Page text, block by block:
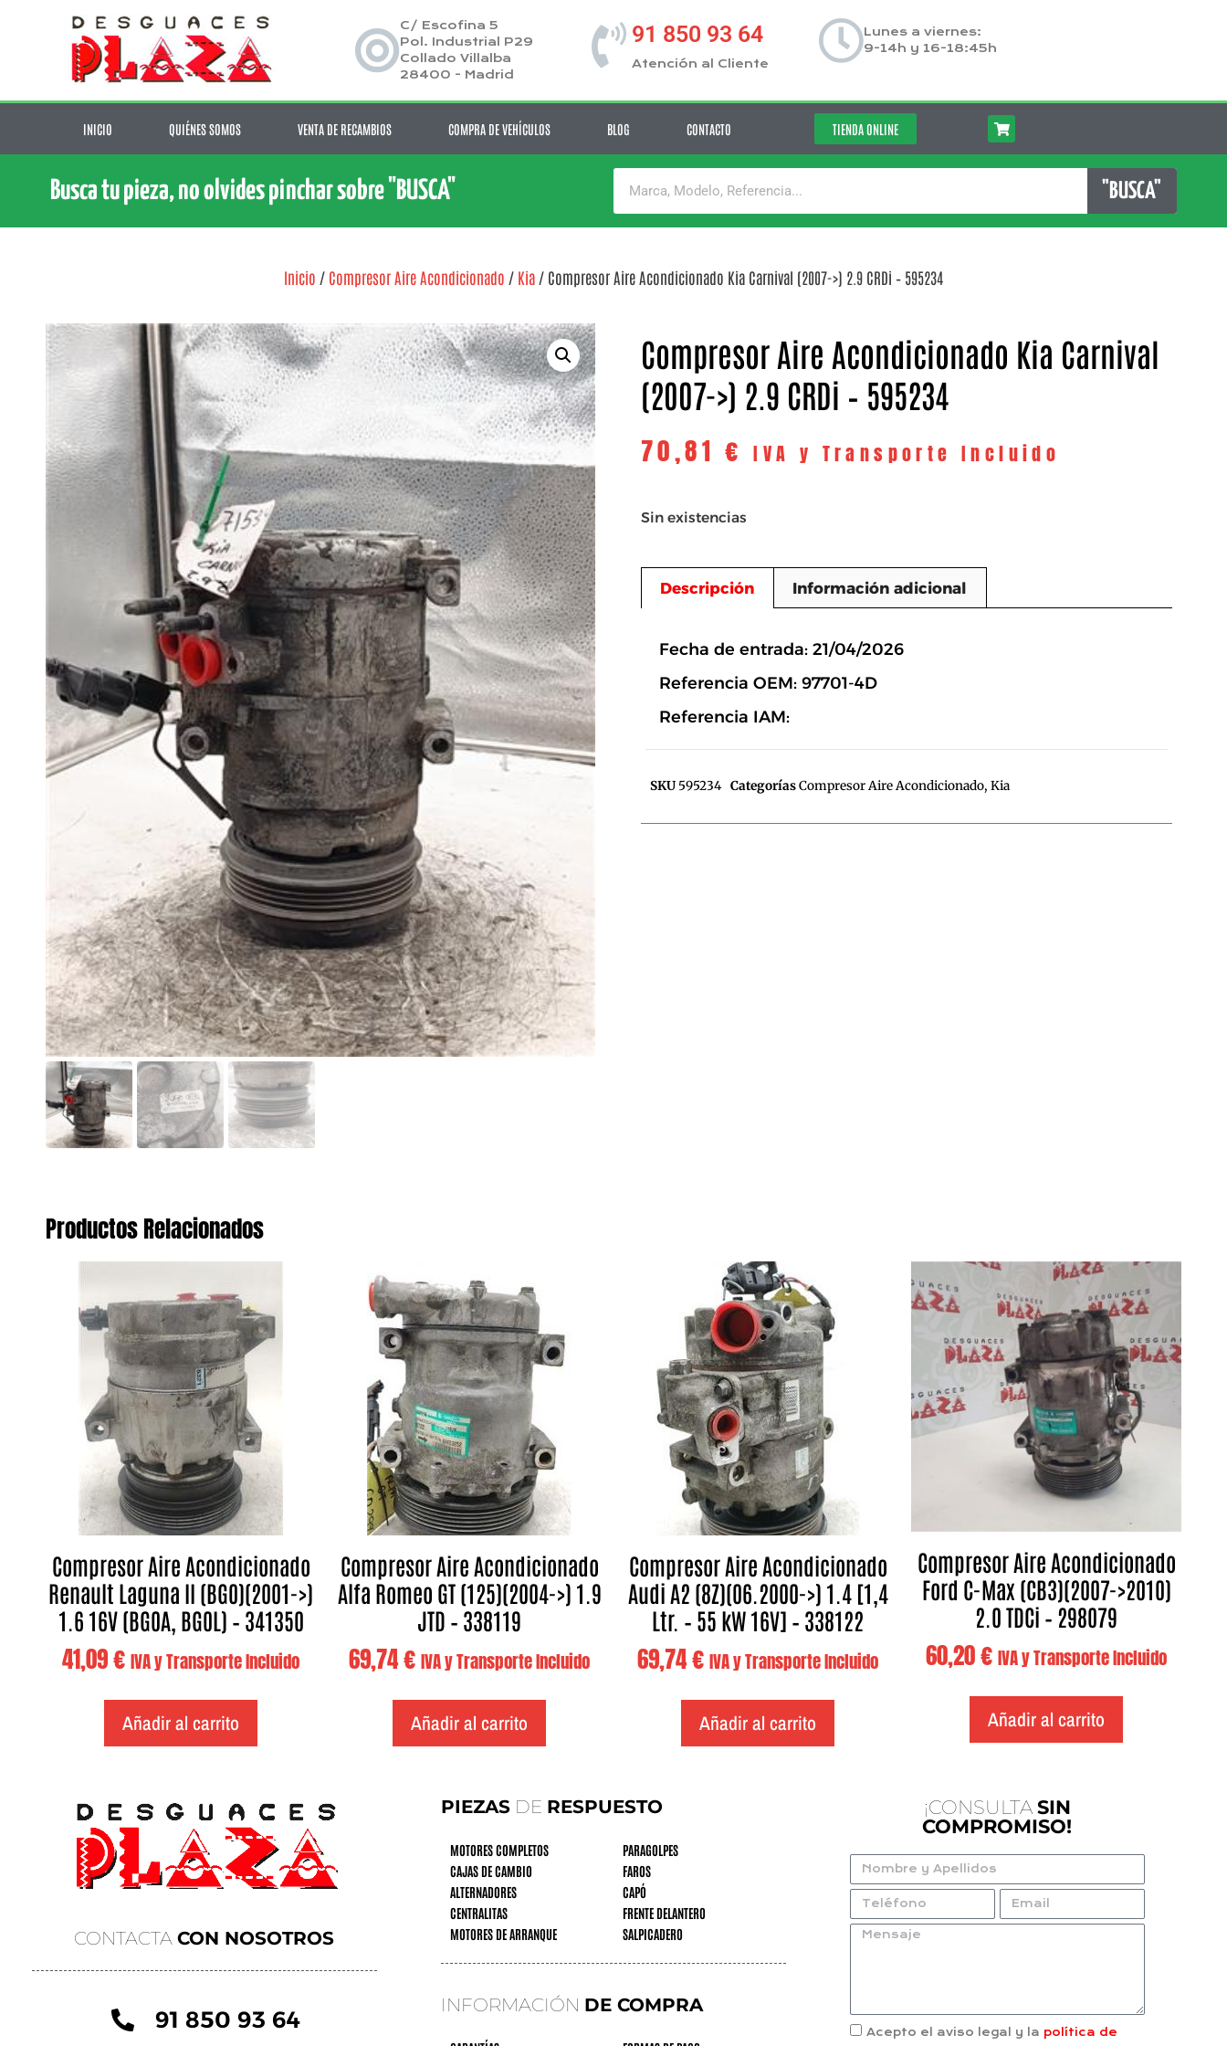
C/ Escofina 5
Pol. Industrial P29
Collado Villalba
28400 - Madrid
91 850 93 64
Atención al Cliente
Lunes a viernes:
9-14h y 16-18:45h
INICIO QUIÉNES SOMOS VENTA DE RECAMBIOS COMPRA DE VEHÍCULOS BLOG CONTACTO TIENDA ONLINE
Busca tu pieza, no olvides pinchar sobre "BUSCA" "BUSCA"
Inicio / Compresor Aire Acondicionado / Kia / Compresor Aire Acondicionado Kia Carnival (2007->) 2.9 CRDi – 595234
Compresor Aire Acondicionado Kia Carnival
(2007->) 2.9 CRDi – 595234
70,81€ IVA y Transporte Incluido
Sin existencias
Descripción Información adicional
Fecha de entrada: 21/04/2026
Referencia OEM: 97701-4D
Referencia IAM:
SKU 595234 CategoríasCompresor Aire Acondicionado, Kia
Productos Relacionados
Compresor Aire Acondicionado
Renault Laguna II (BG0)(2001->)
1.6 16V (BG0A, BG0L) – 341350
41,09€ IVA y Transporte Incluido
Añadir al carrito
Compresor Aire Acondicionado
Alfa Romeo GT (125)(2004->) 1.9
JTD – 338119
69,74€ IVA y Transporte Incluido
Añadir al carrito
Compresor Aire Acondicionado
Audi A2 (8Z)(06.2000->) 1.4 [1,4
Ltr. – 55 kW 16V] – 338122
69,74€ IVA y Transporte Incluido
Añadir al carrito
Compresor Aire Acondicionado
Ford C-Max (CB3)(2007->2010)
2.0 TDCi – 298079
60,20€ IVA y Transporte Incluido
Añadir al carrito
CONTACTACON NOSOTROS
91 850 93 64
PIEZASDE RESPUESTO
MOTORES COMPLETOS
CAJAS DE CAMBIO
ALTERNADORES
CENTRALITAS
MOTORES DE ARRANQUE
PARAGOLPES
FAROS
CAPÓ
FRENTE DELANTERO
SALPICADERO
INFORMACIÓN DE COMPRA
¡CONSULTA SIN
COMPROMISO!
Acepto el aviso legal y la política de